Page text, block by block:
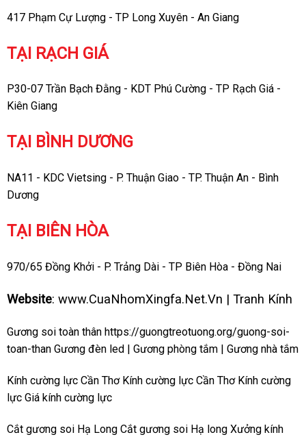
417 Phạm Cự Lượng - TP Long Xuyên - An Giang
TẠI RẠCH GIÁ
P30-07 Trần Bạch Đằng - KDT Phú Cường - TP Rạch Giá -
Kiên Giang
TẠI BÌNH DƯƠNG
NA11 - KDC Vietsing - P. Thuận Giao - TP. Thuận An - Bình
Dương
TẠI BIÊN HÒA
970/65 Đồng Khởi - P. Trảng Dài - TP Biên Hòa - Đồng Nai
Website: www.CuaNhomXingfa.Net.Vn | Tranh Kính
Gương soi toàn thân https://guongtreotuong.org/guong-soi-
toan-than Gương đèn led Gương phòng tắm| Gương nhà tắm
Kính cường lực Cần Thơ Kính cường lực Cần ThơKính cường
lực Giá kính cường lực
Cắt gương soi Hạ Long Cắt gương soi Hạ long Xưởng kính